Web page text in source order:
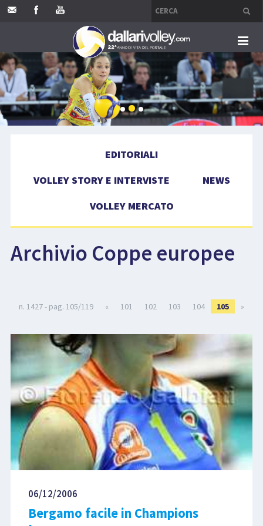
HOME
EDITORIALI
VOLLEY MERCATO
COMPETIZIONI
EVENTI
EDITORIALI
VOLLEY STORY E INTERVISTE
NEWS
VOLLEY MERCATO
Archivio Coppe europee
n. 1427 - pag. 105/119 « 101 102 103 104 105 »
06/12/2006
Bergamo facile in Champions